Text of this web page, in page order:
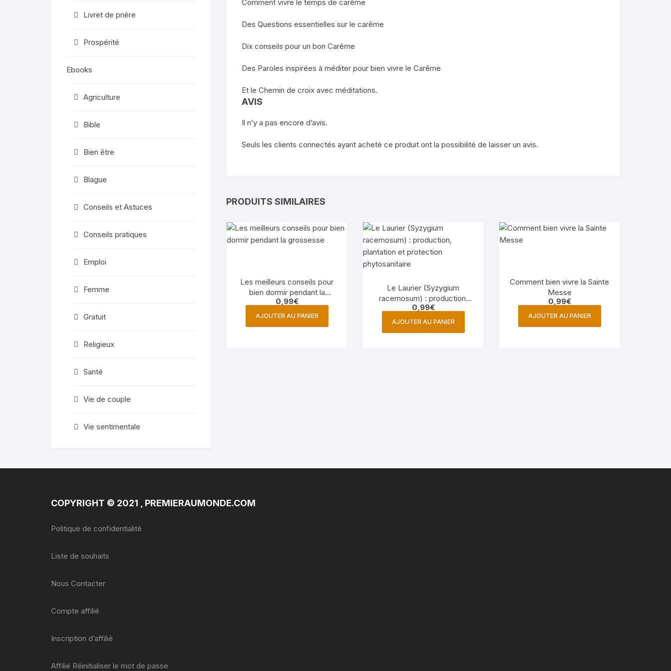
Comment vivre le temps de carême
Des Questions essentielles sur le carême
Dix conseils pour un bon Carême
Des Paroles inspirées à méditer pour bien vivre le Carême
Et le Chemin de croix avec méditations.
AVIS
Il n’y a pas encore d’avis.
Seuls les clients connectés ayant acheté ce produit ont la possibilité de laisser un avis.
PRODUITS SIMILAIRES
Les meilleurs conseils pour
bien dormir pendant la
grossesse
0,99€
AJOUTER AU PANIER
Le Laurier (Syzygium
racemosum) : production,
plantation et protection
phytosanitaire
0,99€
AJOUTER AU PANIER
Comment bien vivre la Sainte
Messe
0,99€
AJOUTER AU PANIER
Livret de prière
Prospérité
Ebooks
Agriculture
Bible
Bien être
Blague
Conseils et Astuces
Conseils pratiques
Emploi
Femme
Gratuit
Religieux
Santé
Vie de couple
Vie sentimentale
COPYRIGHT © 2021 , PREMIERAUMONDE.COM
Politique de confidentialité
Liste de souhaits
Nous Contacter
Compte affilié
Inscription d’affilié
Affilié Réinitialiser le mot de passe